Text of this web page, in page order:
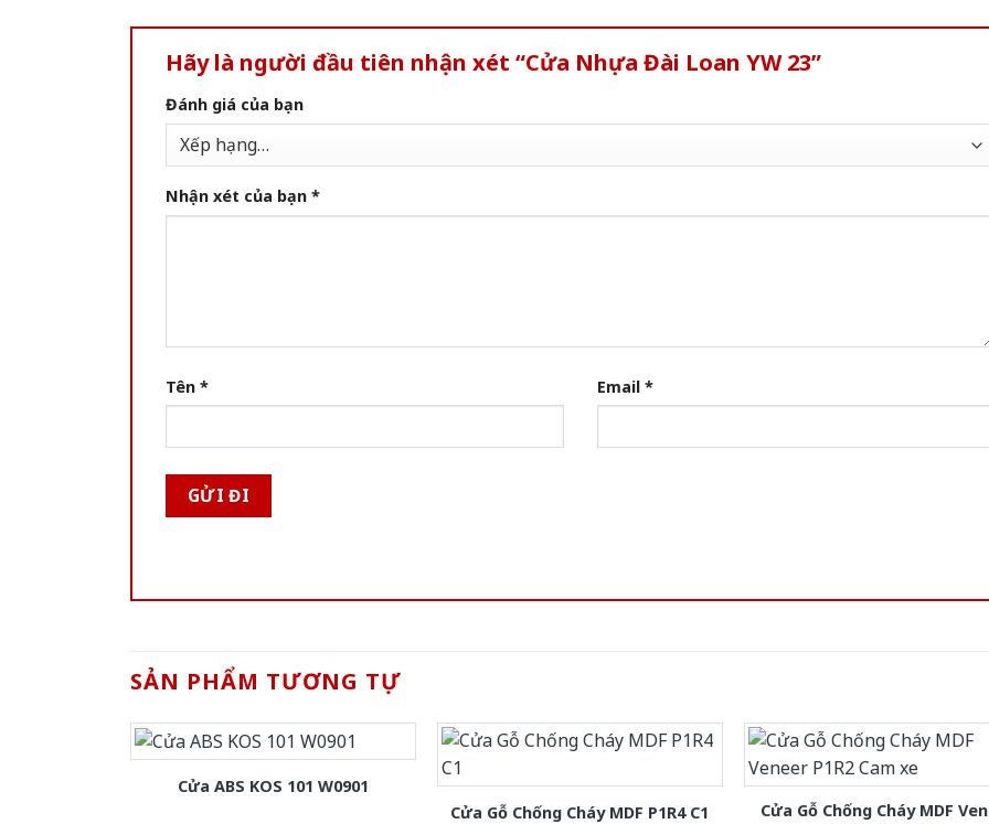
Hãy là người đầu tiên nhận xét “Cửa Nhựa Đài Loan YW 23”
Đánh giá của bạn
Nhận xét của bạn *
Tên * Email *
SẢN PHẨM TƯƠNG TỰ
Cửa ABS KOS 101 W0901
Cửa Gỗ Chống Cháy MDF P1R4 C1
Cửa Gỗ Chống Cháy MDF